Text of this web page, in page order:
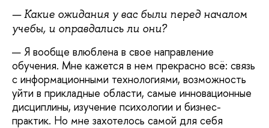
— Какие ожидания у вас были перед началом
учебы, и оправдались ли они?
— Я вообще влюблена в свое направление
обучения. Мне кажется в нем прекрасно всё: связь
с информационными технологиями, возможность
уйти в прикладные области, самые инновационные
дисциплины, изучение психологии и бизнес-
практик. Но мне захотелось самой для себя